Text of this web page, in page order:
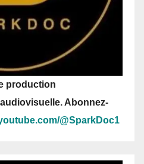
production
Abonnez-
@SparkDoc1